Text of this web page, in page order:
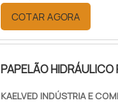
benefício com
JUNTAS DE TEFLON
COTAR AGORA
PAPELÃO
KAELVED INDÚSTRIA E